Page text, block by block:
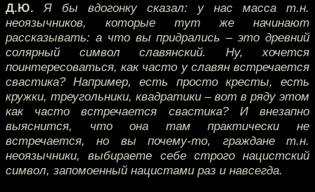
Д.Ю. Я бы вдогонку сказал: у нас масса т.н.
неоязычников, которые тут же начинают
рассказывать: а что вы придрались – это древний
солярный символ славянский. Ну, хочется
поинтересоваться, как часто у славян встречается
свастика? Например, есть просто кресты, есть
кружки, треугольники, квадратики – вот в ряду этом
как часто встречается свастика? И внезапно
выяснится, что она там практически не
встречается, но вы почему-то, граждане т.н.
неоязычники, выбираете себе строго нацистский
символ, запомоенный нацистами раз и навсегда.